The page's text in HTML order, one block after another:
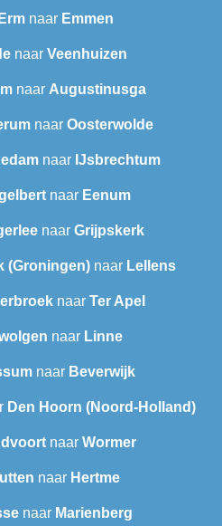
Ermnaar Emmen
naar Veenhuizen
naar Augustinusga
naar Oosterwolde
naar IJsbrechtum
naar Eenum
naar Grijpskerk
(Groningen)naar Lellens
naar Ter Apel
naar Linne
naar Beverwijk
Den Hoorn (Noord-Holland)
naar Wormer
naar Hertme
naar Marienberg